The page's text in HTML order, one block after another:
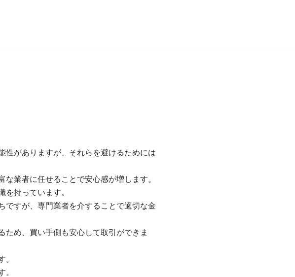
性がありますが、それらを避けるためには
業者に任せることで安心感が増します。
持っています。
ですが、専門業者を介することで適切な金
ため、買い手側も安心して取引ができま
。
。